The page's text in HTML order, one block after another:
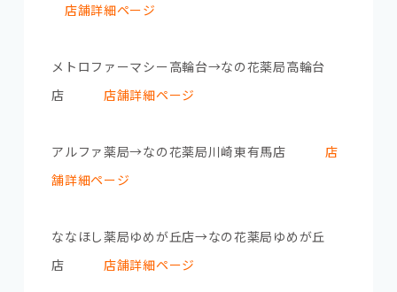
店舗詳細ページ
メトロファーマシー高輪台→なの花薬局高輪台
店店舗詳細ページ
アルファ薬局→なの花薬局川崎東有馬店 店
舗詳細ページ
ななほし薬局ゆめが丘店→なの花薬局ゆめが丘
店店舗詳細ページ